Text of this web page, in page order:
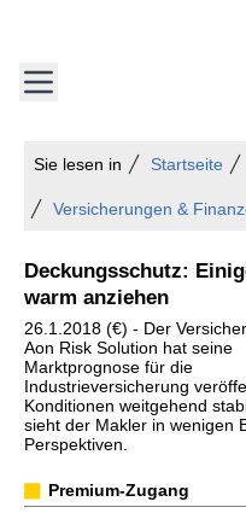
Sie lesen in Startseite
Versicherungen &
Deckungsschutz:
warm anziehen
26.1.2018 (€) - Der
Aon Risk Solution hat seine
Marktprognose für die
Industrieversicherung
Konditionen weitgehend
sieht der Makler in wenigen
Perspektiven.
Premium-Zugang